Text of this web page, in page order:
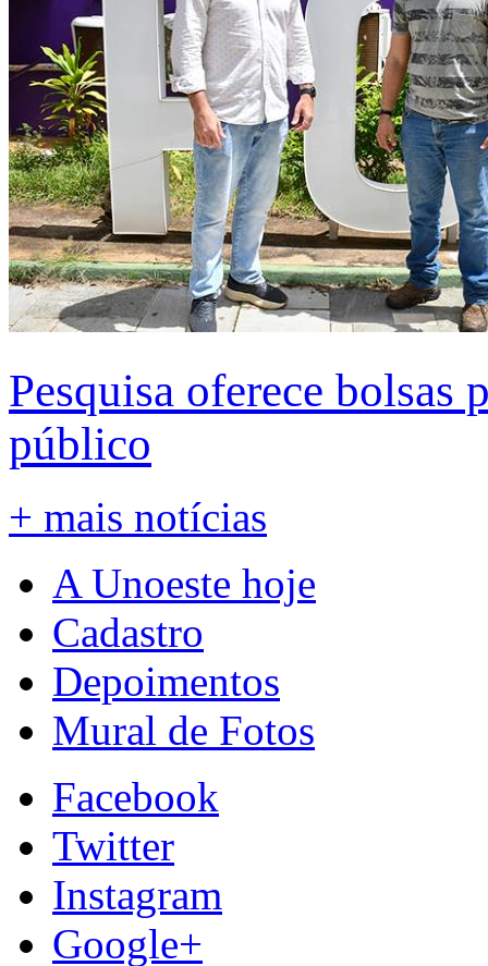
Pesquisa oferece bolsas
público
+ mais notícias
A Unoeste hoje
Cadastro
Depoimentos
Mural de Fotos
Facebook
Twitter
Instagram
Google+